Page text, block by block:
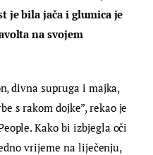
je bila jača i glumica je
na svojem
divna supruga i majka,
s rakom dojke”, rekao je
Kako bi izbjegla oči
vrijeme na liječenju,